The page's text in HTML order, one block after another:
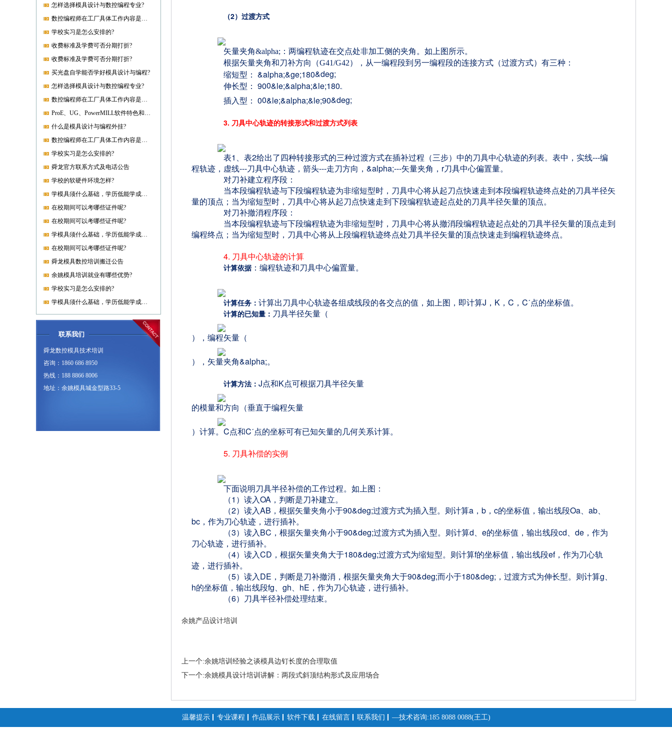
怎样选择模具设计与数控编程专业?
数控编程师在工厂具体工作内容是什么?
学校实习是怎么安排的?
收费标准及学费可否分期打折?
收费标准及学费可否分期打折?
买光盘自学能否学好模具设计与编程?
怎样选择模具设计与数控编程专业?
数控编程师在工厂具体工作内容是什么?
ProE、UG、PowerMILL软件特色和优势?
什么是模具设计与编程外挂?
数控编程师在工厂具体工作内容是什么?
学校实习是怎么安排的?
舜龙官方联系方式及电话公告
学校的软硬件环境怎样?
学模具须什么基础，学历低能学成就业吗?
在校期间可以考哪些证件呢?
在校期间可以考哪些证件呢?
学模具须什么基础，学历低能学成就业吗?
在校期间可以考哪些证件呢?
舜龙模具数控培训搬迁公告
余姚模具培训就业有哪些优势?
学校实习是怎么安排的?
学模具须什么基础，学历低能学成就业吗?
联系我们
舜龙数控模具技术培训
咨询：1860 686 8950
热线：188 8866 8006
地址：余姚模具城金型路33-5
（2）过渡方式
矢量夹角&alpha;：两编程轨迹在交点处非加工侧的夹角。如上图所示。
根据矢量夹角和刀补方向（G41/G42），从一编程段到另一编程段的连接方式（过渡方式）有三种：
缩短型： &alpha;&ge;180&deg;
伸长型： 900&le;&alpha;&le;180 &deg;
插入型： 00&le;&alpha;&le;90&deg;
3. 刀具中心轨迹的转接形式和过渡方式列表
表1、表2给出了四种转接形式的三种过渡方式在插补过程（三步）中的刀具中心轨迹的列表。表中，实线---编
程轨迹，虚线---刀具中心轨迹，箭头---走刀方向，&alpha;---矢量夹角，r刀具中心偏置量。
对刀补建立程序段：
当本段编程轨迹与下段编程轨迹为非缩短型时，刀具中心将从起刀点快速走到本段编程轨迹终点处的刀具半径矢
量的顶点；当为缩短型时，刀具中心将从起刀点快速走到下段编程轨迹起点处的刀具半径矢量的顶点。
对刀补撤消程序段：
当本段编程轨迹与下段编程轨迹为非缩短型时，刀具中心将从撤消段编程轨迹起点处的刀具半径矢量的顶点走到
编程终点；当为缩短型时，刀具中心将从上段编程轨迹终点处刀具半径矢量的顶点快速走到编程轨迹终点。
4. 刀具中心轨迹的计算
计算依据：编程轨迹和刀具中心偏置量。
计算任务： 计算出刀具中心轨迹各组成线段的各交点的值，如上图，即计算J，K，C，Cˊ点的坐标值。
计算的已知量： 刀具半径矢量（
），编程矢量（
），矢量夹角&alpha;。
计算方法： J点和K点可根据刀具半径矢量
的模量和方向（垂直于编程矢量
）计算。C点和Cˊ点的坐标可有已知矢量的几何关系计算。
5. 刀具补偿的实例
下面说明刀具半径补偿的工作过程。如上图：
（1）读入OA，判断是刀补建立。
（2）读入AB，根据矢量夹角小于90&deg;过渡方式为插入型。则计算a，b，c的坐标值，输出线段Oa、ab、
bc，作为刀心轨迹，进行插补。
（3）读入BC，根据矢量夹角小于90&deg;过渡方式为插入型。则计算d、e的坐标值，输出线段cd、de，作为
刀心轨迹，进行插补。
（4）读入CD，根据矢量夹角大于180&deg;过渡方式为缩短型。则计算f的坐标值，输出线段ef，作为刀心轨
迹，进行插补。
（5）读入DE，判断是刀补撤消，根据矢量夹角大于90&deg;而小于180&deg;，过渡方式为伸长型。则计算g、
h的坐标值，输出线段fg、gh、hE，作为刀心轨迹，进行插补。
（6）刀具半径补偿处理结束。
余姚产品设计培训
上一个:余姚培训经验之谈模具边钉长度的合理取值
下一个:余姚模具设计培训讲解：两段式斜顶结构形式及应用场合
温馨提示 专业课程 作品展示 软件下载 在线留言 联系我们 —技术咨询:185 8088 0088(王工)